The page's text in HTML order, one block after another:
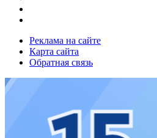
Реклама на сайте
Карта сайта
Обратная связь